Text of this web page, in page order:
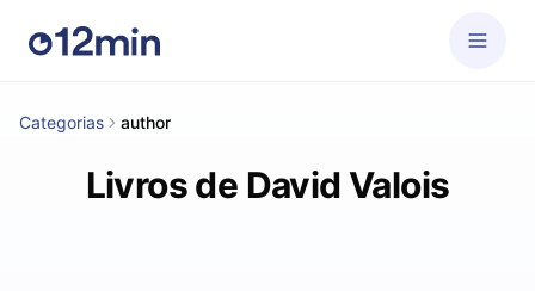
Categorias author
Livros de David Valois